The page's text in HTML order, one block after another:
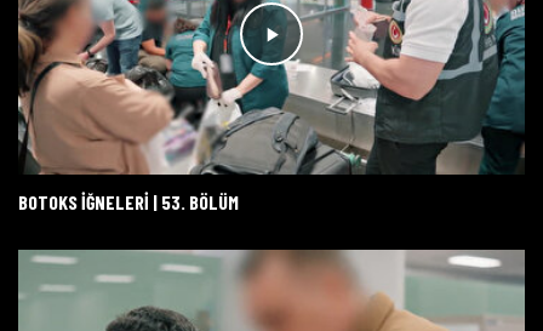
BOTOKS İĞNELERİ | 53. BÖLÜM